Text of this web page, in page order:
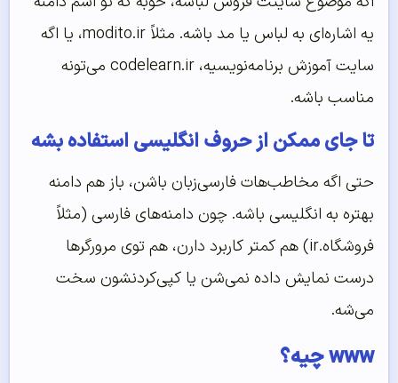
یه اشاره‌ای به لباس یا مد باشه. مثلاً modito.ir، یا اگه
سایت آموزش برنامه‌نویسیه، codelearn.ir می‌تونه
مناسب باشه.
تا جای ممکن از حروف انگلیسی استفاده بشه
حتی اگه مخاطب‌هات فارسی‌زبان باشن، باز هم دامنه
بهتره به انگلیسی باشه. چون دامنه‌های فارسی (مثلاً
فروشگاه.ir) هم کمتر کاربرد دارن، هم توی مرورگرها
درست نمایش داده نمی‌شن یا کپی‌کردنشون سخت
می‌شه.
www چیه؟